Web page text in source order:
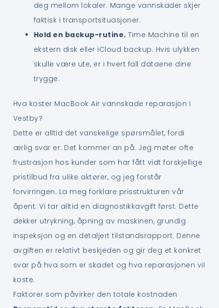
deg mellom lokaler. Mange vannskader skjer
faktisk i transportsituasjoner.
Hold en backup-rutine. Time Machine til en
ekstern disk eller iCloud backup. Hvis ulykken
skulle være ute, er i hvert fall dataene dine
trygge.
Hva koster MacBook Air vannskade reparasjon i
Vestby?
Dette er alltid det vanskelige spørsmålet, fordi
ærlig svar er: Det kommer an på. Jeg møter ofte
frustrasjon hos kunder som har fått vidt forskjellige
pristilbud fra ulike aktører, og jeg forstår
forvirringen. La meg forklare prisstrukturen vår
åpent: Vi tar alltid en diagnostikkavgift først. Dette
dekker utrykning, åpning av maskinen, grundig
inspeksjon og en detaljert tilstandsrapport. Denne
avgiften er relativt beskjeden og gir deg et konkret
svar på hva som er skadet og hva reparasjonen vil
koste.
Faktorer som påvirker den totale kostnaden